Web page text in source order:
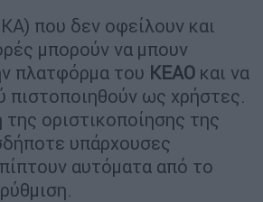
που δεν οφείλουν και
μπορούν να μπουν
πλατφόρμα του ΚΕΑΟ και να
πιστοποιηθούν ως χρήστες.
οριστικοποίησης της
υπάρχουσες
αυτόματα από το